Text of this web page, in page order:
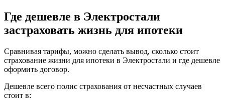
Где дешевле в Электростали
застраховать жизнь для ипотеки
Сравнивая тарифы, можно сделать вывод, сколько стоит
страхование жизни для ипотеки в Электростали и где дешевле
оформить договор.
Дешевле всего полис страхования от несчастных случаев
стоит в: